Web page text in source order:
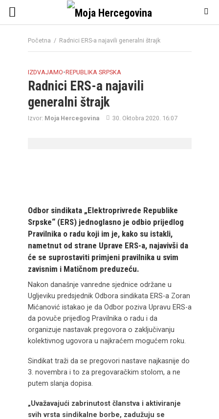
Početna / Radnici ERS-a najavili generalni štrajk
IZDVAJAMO•REPUBLIKA SRPSKA
Radnici ERS-a najavili
generalni štrajk
Izvor: Moja Hercegovina 30. Oktobra 2020. 16:07
Odbor sindikata „Elektroprivrede Republike
Srpske“ (ERS) jednoglasno je odbio prijedlog
Pravilnika o radu koji im je, kako su istakli,
nametnut od strane Uprave ERS-a,najavivši da
će se suprostaviti primjeni pravilnika u svim
zavisnim i Matičnom preduzeću.
Nakon današnje vanredne sjednice održane u
Ugljeviku predsjednik Odbora sindikata ERS-a Zoran
Mićanović istakao je da Odbor poziva Upravu ERS-a
da povuče prijedlog Pravilnika o radu i da
organizuje nastavak pregovora o zaključivanju
kolektivnog ugovora u najkraćem mogućem roku.
Sindikat traži da se pregovori nastave najkasnije do
3. novembra i to za pregovaračkim stolom, a ne
putem slanja dopisa.
„Uvažavajući zabrinutost članstva i aktiviranje
svih vrsta sindikalne borbe, zadužuju se